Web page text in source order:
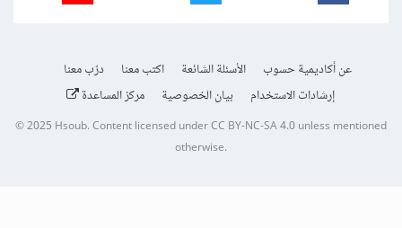
عن أكاديمية حسوب الأسئلة الشائعة اكتب معنا
درّب معنا
إرشادات الاستخدام
بيان الخصوصية مركز المساعدة
© 2025 Hsoub.Content licensed underCC BY-NC-SA 4.0unless mentioned
otherwise.